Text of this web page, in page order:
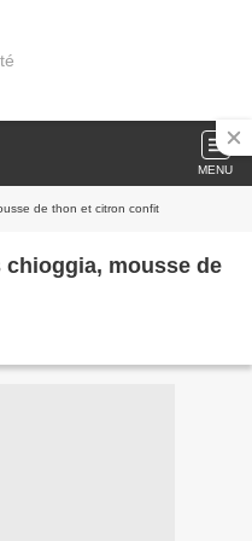
MENU
de thon et citron confit
mousse de